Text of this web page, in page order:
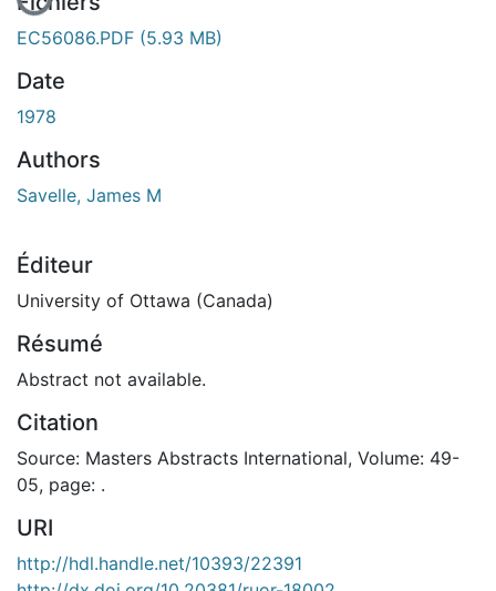
En cours de chargement...
EC56086.PDF (5.93 MB)
Date
1978
Authors
Savelle, James M
Éditeur
University of Ottawa (Canada)
Résumé
Abstract not available.
Citation
Source: Masters Abstracts International, Volume: 49-
05, page: .
URI
http://hdl.handle.net/10393/22391